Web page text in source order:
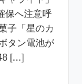
保へ注意呼
子「星のカ
タン電池が
[…]